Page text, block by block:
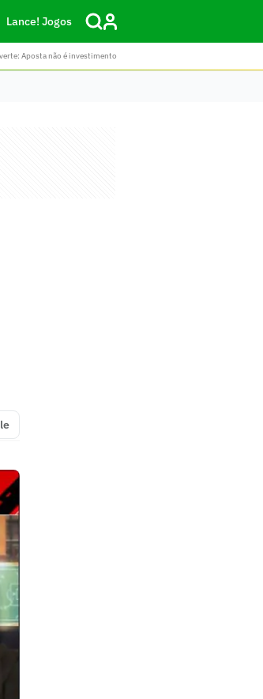
Lance! Jogos
Aposta não é investimento